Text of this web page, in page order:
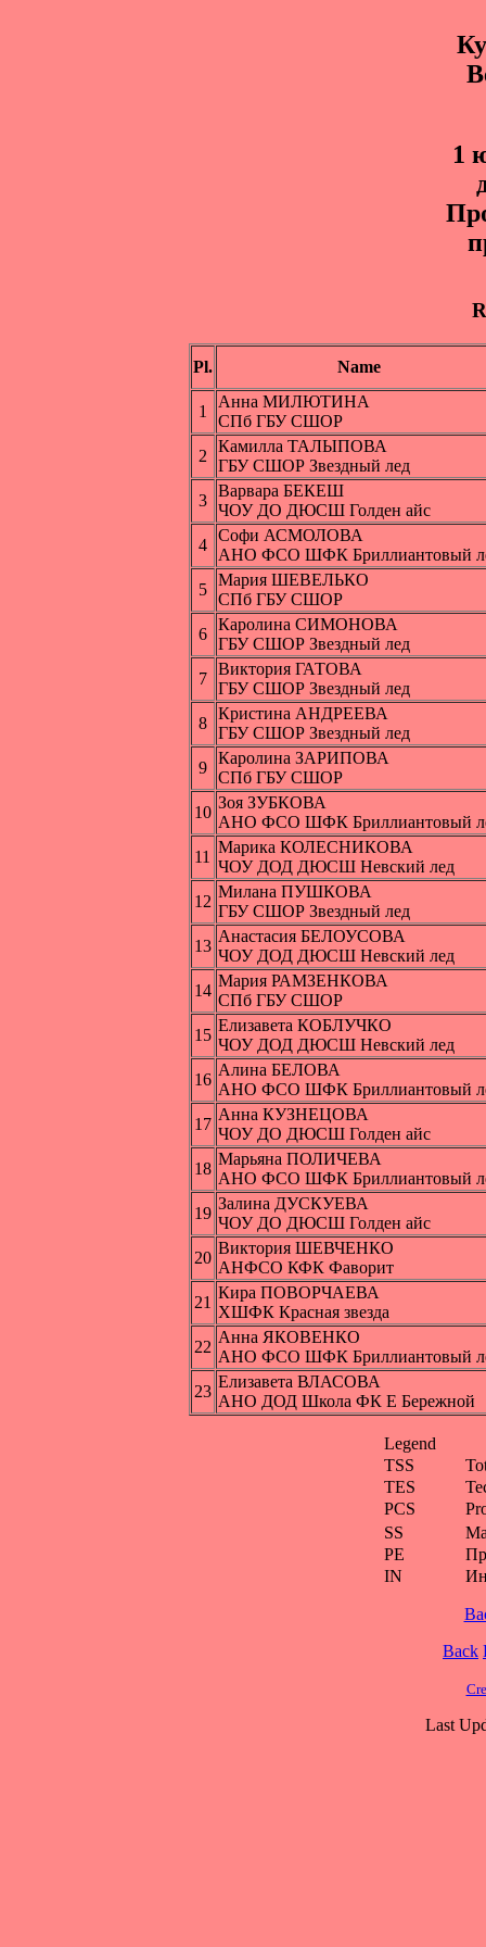
1
Pl. Name
1
Анна МИЛЮТИНА
СПб ГБУ СШОР
2
Камилла ТАЛЫПОВА
ГБУ СШОР Звездный лед
3
Варвара БЕКЕШ
ЧОУ ДО ДЮСШ Голден айс
4
Софи АСМОЛОВА
АНО ФСО ШФК Бриллиантовый
5
Мария ШЕВЕЛЬКО
СПб ГБУ СШОР
6
Каролина СИМОНОВА
ГБУ СШОР Звездный лед
7
Виктория ГАТОВА
ГБУ СШОР Звездный лед
8
Кристина АНДРЕЕВА
ГБУ СШОР Звездный лед
9
Каролина ЗАРИПОВА
СПб ГБУ СШОР
10
Зоя ЗУБКОВА
АНО ФСО ШФК Бриллиантовый
11
Марика КОЛЕСНИКОВА
ЧОУ ДОД ДЮСШ Невский лед
12
Милана ПУШКОВА
ГБУ СШОР Звездный лед
13
Анастасия БЕЛОУСОВА
ЧОУ ДОД ДЮСШ Невский лед
14
Мария РАМЗЕНКОВА
СПб ГБУ СШОР
15
Елизавета КОБЛУЧКО
ЧОУ ДОД ДЮСШ Невский лед
16
Алина БЕЛОВА
АНО ФСО ШФК Бриллиантовый
17
Анна КУЗНЕЦОВА
ЧОУ ДО ДЮСШ Голден айс
18
Марьяна ПОЛИЧЕВА
АНО ФСО ШФК Бриллиантовый
19
Залина ДУСКУЕВА
ЧОУ ДО ДЮСШ Голден айс
20
Виктория ШЕВЧЕНКО
АНФСО КФК Фаворит
21
Кира ПОВОРЧАЕВА
ХШФК Красная звезда
22
Анна ЯКОВЕНКО
АНО ФСО ШФК Бриллиантовый
23
Елизавета ВЛАСОВА
АНО ДОД Школа ФК Е Бережной
Legend
TSS
TES
PCS
SS
PE
IN
Back
Last